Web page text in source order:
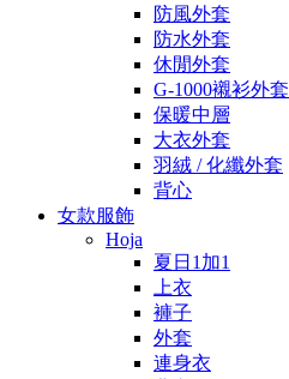
防風外套
防水外套
休閒外套
G-1000襯衫外套
保暖中層
大衣外套
羽絨 / 化纖外套
背心
女款服飾
Hoja
夏日1加1
上衣
褲子
外套
連身衣